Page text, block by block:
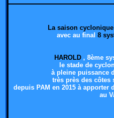
La saison cyclonique
avec au final 8
HAROLD , 8ème
le stade de
à pleine puissance
très près des côtes
depuis PAM en 2015 à
au